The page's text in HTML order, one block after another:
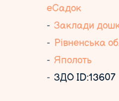
еСадок
Заклади
Рівненська
Яполоть
ЗДО ID:13607